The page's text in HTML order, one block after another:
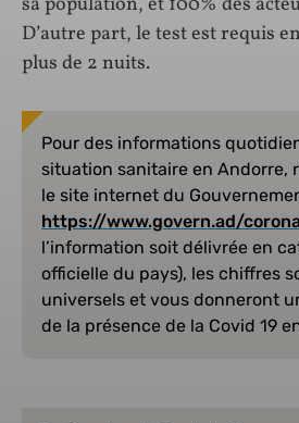
D’autre part, le test est requis
plus de 2 nuits.
Pour des informations
situation sanitaire en Andorre,
le site internet du
https://www.govern.ad/
l’information soit délivrée en
officielle du pays), les chiffres
universels et vous donneront
de la présence de la Covid 19